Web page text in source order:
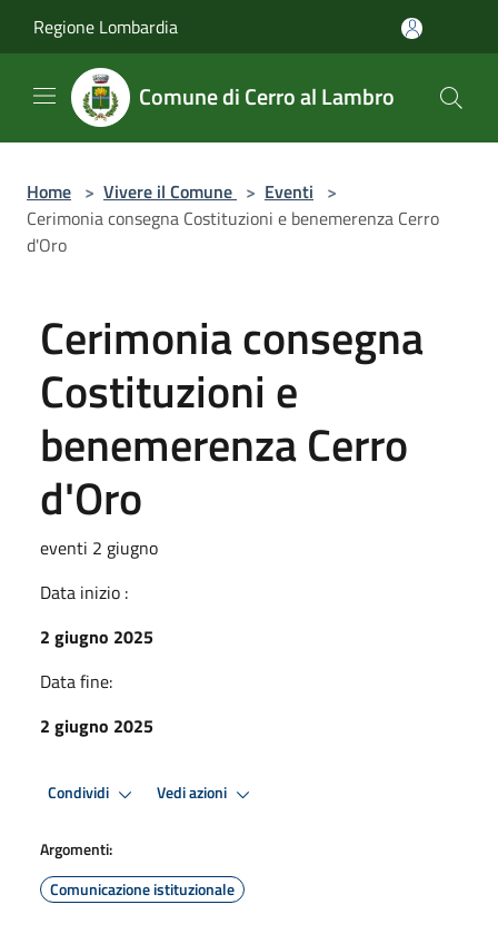
Regione Lombardia
Comune di Cerro al Lambro
Home > Vivere il Comune > Eventi >
Cerimonia consegna Costituzioni e benemerenza Cerro
d'Oro
Cerimonia consegna
Costituzioni e
benemerenza Cerro
d'Oro
eventi 2 giugno
Data inizio :
2 giugno 2025
Data fine:
2 giugno 2025
Condividi Vedi azioni
Argomenti:
Comunicazione istituzionale